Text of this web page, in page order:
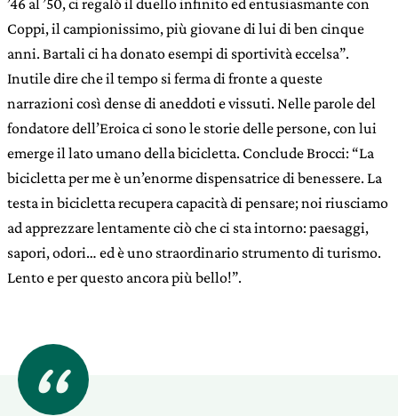
Coppi, il campionissimo, più giovane di lui di ben cinque
anni. Bartali ci ha donato esempi di sportività eccelsa”.
Inutile dire che il tempo si ferma di fronte a queste
narrazioni così dense di aneddoti e vissuti. Nelle parole del
fondatore dell’Eroica ci sono le storie delle persone, con lui
emerge il lato umano della bicicletta. Conclude Brocci: “La
bicicletta per me è un’enorme dispensatrice di benessere. La
testa in bicicletta recupera capacità di pensare; noi riusciamo
ad apprezzare lentamente ciò che ci sta intorno: paesaggi,
sapori, odori… ed è uno straordinario strumento di turismo.
Lento e per questo ancora più bello!”.